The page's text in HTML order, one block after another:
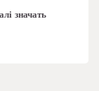
значать